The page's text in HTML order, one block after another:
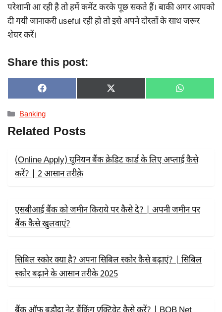
परेशानी आ रही है तो हमें कमेंट करके पूछ सकते हैं। बाकी अगर आपको
दी गयी जानाकरी useful रही हो तो इसे अपने दोस्तों के साथ जरूर
शेयर करें।
Share this post:
SHARE
ON
F
A
B
O
SHARE
ON
X
(
R
SHARE
ON
W
H
Categories
Banking
Related Posts
(Online Apply) यूनियन बैंक क्रेडिट कार्ड के लिए अप्लाई कैसे
करें? | 2 आसान तरीक़े
एसबीआई बैंक को जमीन किराये पर कैसे दे? | अपनी जमीन पर
बैंक कैसे खुलवाएं?
सिबिल स्कोर क्या है? अपना सिबिल स्कोर कैसे बढ़ाएं? | सिबिल
स्कोर बढ़ाने के आसान तरीके 2025